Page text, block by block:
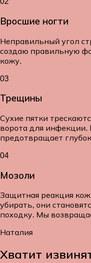
Вросшие ногти
Неправильный угол
создаю правильную
кожу.
03
Трещины
Сухие пятки
ворота для
предотвращает
04
Мозоли
Защитная реакция
убирать, они
походку. Мы
Наталия
Хватит